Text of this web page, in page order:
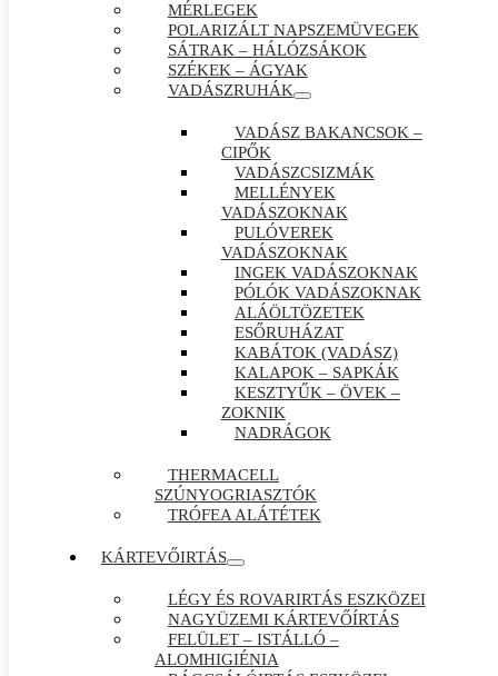
MÉRLEGEK
POLARIZÁLT NAPSZEMÜVEGEK
SÁTRAK – HÁLÓZSÁKOK
SZÉKEK – ÁGYAK
VADÁSZRUHÁK
VADÁSZ BAKANCSOK –
CIPŐK
VADÁSZCSIZMÁK
MELLÉNYEK
VADÁSZOKNAK
PULÓVEREK
VADÁSZOKNAK
INGEK VADÁSZOKNAK
PÓLÓK VADÁSZOKNAK
ALÁÖLTÖZETEK
ESŐRUHÁZAT
KABÁTOK (VADÁSZ)
KALAPOK – SAPKÁK
KESZTYŰK – ÖVEK –
ZOKNIK
NADRÁGOK
THERMACELL
SZÚNYOGRIASZTÓK
TRÓFEA ALÁTÉTEK
KÁRTEVŐIRTÁS
LÉGY ÉS ROVARIRTÁS ESZKÖZEI
NAGYÜZEMI KÁRTEVŐÍRTÁS
FELÜLET – ISTÁLLÓ –
ALOMHIGIÉNIA